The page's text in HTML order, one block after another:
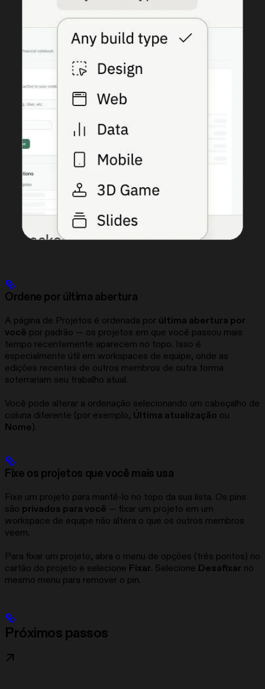
Ordene por última abertura
A página de Projetos é ordenada por última abertura por
você por padrão — os projetos em que você passou mais
tempo recentemente aparecem no topo. Isso é
especialmente útil em workspaces de equipe, onde as
edições recentes de outros membros de outra forma
soterrariam seu trabalho atual.
Você pode alterar a ordenação selecionando um cabeçalho de
coluna diferente (por exemplo, Última atualização ou
Nome).
Fixe os projetos que você mais usa
Fixe um projeto para mantê-lo no topo da sua lista. Os pins
são privados para você — fixar um projeto em um
workspace de equipe não altera o que os outros membros
veem.
Para fixar um projeto, abra o menu de opções (três pontos) no
cartão do projeto e selecione Fixar. Selecione Desafixar no
mesmo menu para remover o pin.
Próximos passos